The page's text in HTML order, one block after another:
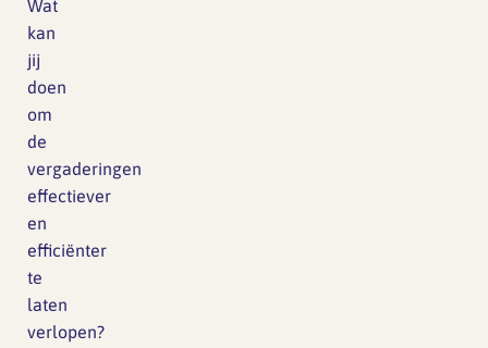
Wat
kan
jij
doen
om
de
vergaderingen
effectiever
en
efficiënter
te
laten
verlopen?